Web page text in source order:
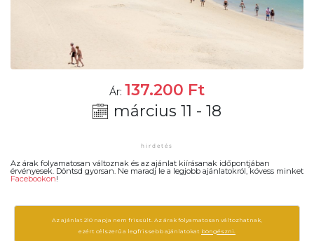
Ár: 137.200 Ft
március 11 - 18
Az árak folyamatosan változnak és az ajánlat kiírásanak időpontjában
érvényesek. Döntsd gyorsan. Ne maradj le a legjobb ajánlatokról, kövess minket
Facebookon!
Az ajánlat 210 napja nem frissült. Az árak folyamatosan változhatnak,
ezért célszerű a legfrissebb ajánlatokat böngészni.